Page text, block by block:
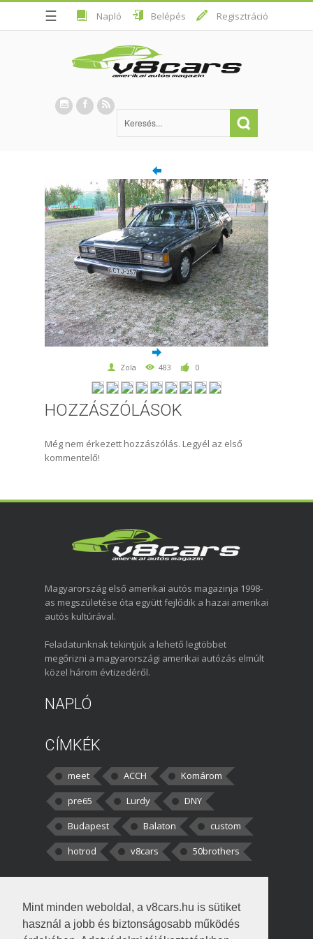
Mint minden weboldal, a v8cars.hu is sütiket
használ a jobb és biztonságosabb működés
☰ Napló Belépés Regisztráció
Zola 483 0
HOZZÁSZÓLÁSOK
Még nem érkezett hozzászólás. Legyél az első
kommentelő!
Magyarország első amerikai autós magazinja 1998-
as megszületése óta együtt fejlődik a hazai amerikai
autós kultúrával.
Feladatunknak tekintjük a lehető legtöbbet
megőrizni a magyarországi amerikai autózás elmúlt
közel három évtizedéről.
NAPLÓ
CÍMKÉK
meet ACCH
Komárom
pre65
Lurdy
DNY
Budapest
Balaton
custom
hotrod
v8cars 50brothers
kortisz:Elszúrtam! Én csak két
darabbaal számoltam. Nem tudtam, hogy fél autót,